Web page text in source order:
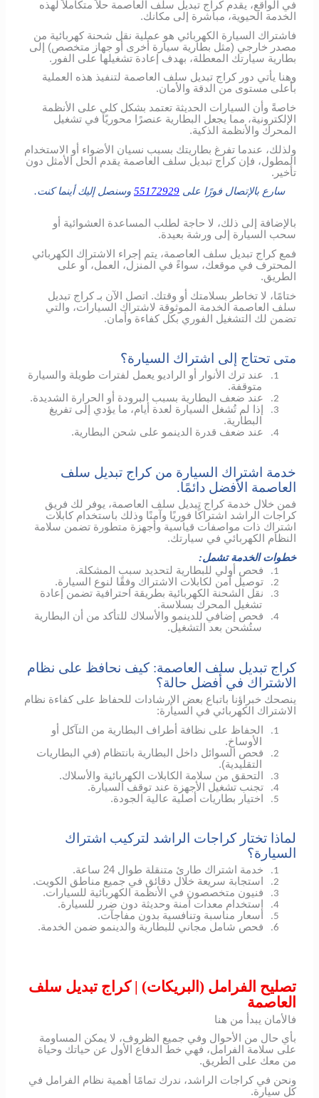
في الواقع، يقدم كراج تبديل سلف العاصمة حلاً متكاملاً لهذه
الخدمة الحيوية، مباشرة إلى مكانك.
فاشتراك السيارة الكهربائي هو عملية نقل شحنة كهربائية من
مصدر خارجي (مثل بطارية سيارة أخرى أو جهاز متخصص) إلى
بطارية سيارتك المعطلة، بهدف إعادة تشغيلها على الفور.
وهنا يأتي دور كراج تبديل سلف العاصمة لتنفيذ هذه العملية
بأعلى مستوى من الدقة والأمان.
خاصةً وأن السيارات الحديثة تعتمد بشكل كلي على الأنظمة
الإلكترونية، مما يجعل البطارية عنصرًا محوريًا في تشغيل
المحرك والأنظمة الذكية.
ولذلك، عندما تفرغ بطاريتك بسبب نسيان الأضواء أو الاستخدام
المطول، فإن كراج تبديل سلف العاصمة يقدم الحل الأمثل دون
تأخير.
سارع بالإتصال فورًا على 55172929 وسنصل إليك أينما كنت.
بالإضافة إلى ذلك، لا حاجة لطلب المساعدة العشوائية أو
سحب السيارة إلى ورشة بعيدة.
فمع كراج تبديل سلف العاصمة، يتم إجراء الاشتراك الكهربائي
المحترف في موقعك، سواءً في المنزل، العمل، أو على
الطريق.
ختامًا، لا تخاطر بسلامتك أو وقتك. اتصل الآن بـ كراج تبديل
سلف العاصمة الخدمة الموثوقة لاشتراك السيارات، والتي
تضمن لك التشغيل الفوري بكل كفاءة وأمان.
متى تحتاج إلى اشتراك السيارة؟
1.
عند ترك الأنوار أو الراديو يعمل لفترات طويلة والسيارة
متوقفة.
2. عند ضعف البطارية بسبب البرودة أو الحرارة الشديدة.
3.
إذا لم تُشغل السيارة لعدة أيام، ما يؤدي إلى تفريغ
البطارية.
4. عند ضعف قدرة الدينمو على شحن البطارية.
خدمة اشتراك السيارة من كراج تبديل سلف
العاصمة الأفضل دائمًا.
فمن خلال خدمة كراج تبديل سلف العاصمة، يوفر لك فريق
كراجات الراشد اشتراكًا فوريًا وآمنًا وذلك باستخدام كابلات
اشتراك ذات مواصفات قياسية وأجهزة متطورة تضمن سلامة
النظام الكهربائي في سيارتك.
خطوات الخدمة تشمل:
1. فحص أولي للبطارية لتحديد سبب المشكلة.
2. توصيل آمن لكابلات الاشتراك وفقًا لنوع السيارة.
3.
نقل الشحنة الكهربائية بطريقة احترافية تضمن إعادة
تشغيل المحرك بسلاسة.
4. فحص إضافي للدينمو والأسلاك للتأكد من أن البطارية
ستُشحن بعد التشغيل.
كراج تبديل سلف العاصمة: كيف نحافظ على نظام
الاشتراك في أفضل حالة؟
ينصحك خبراؤنا باتباع بعض الإرشادات للحفاظ على كفاءة نظام
الاشتراك الكهربائي في السيارة:
1.
الحفاظ على نظافة أطراف البطارية من التآكل أو
الأوساخ.
2.
فحص السوائل داخل البطارية بانتظام (في البطاريات
التقليدية).
3. التحقق من سلامة الكابلات الكهربائية والأسلاك.
4. تجنب تشغيل الأجهزة عند توقف السيارة.
5. اختيار بطاريات أصلية عالية الجودة.
لماذا تختار كراجات الراشد لتركيب اشتراك
السيارة؟
1. خدمة اشتراك طارئ متنقلة طوال 24 ساعة.
2. استجابة سريعة خلال دقائق في جميع مناطق الكويت.
3. فنيون متخصصون في الأنظمة الكهربائية للسيارات.
4. استخدام معدات آمنة وحديثة دون ضرر للسيارة.
5. أسعار مناسبة وتنافسية بدون مفاجآت.
6. فحص شامل مجاني للبطارية والدينمو ضمن الخدمة.
تصليح الفرامل (البريكات) | كراج تبديل سلف
العاصمة
فالأمان يبدأ من هنا
بأي حال من الأحوال وفي جميع الظروف، لا يمكن المساومة
على سلامة الفرامل، فهي خط الدفاع الأول عن حياتك وحياة
من معك على الطريق.
ونحن في كراجات الراشد، ندرك تمامًا أهمية نظام الفرامل في
كل سيارة.